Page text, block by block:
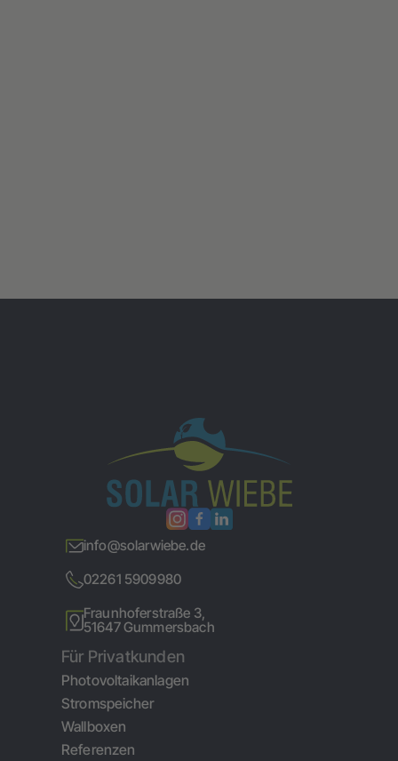
info@solarwiebe.de
02261 5909980
Fraunhoferstraße 3,
51647 Gummersbach
Für Privatkunden
Photovoltaikanlagen
Stromspeicher
Wallboxen
Referenzen